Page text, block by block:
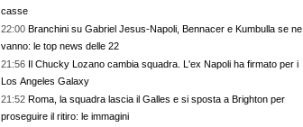
casse
22:00 Branchini su Gabriel Jesus-Napoli, Bennacer e Kumbulla se ne
vanno: le top news delle 22
21:56 Il Chucky Lozano cambia squadra. L'ex Napoli ha firmato per i
Los Angeles Galaxy
21:52 Roma, la squadra lascia il Galles e si sposta a Brighton per
proseguire il ritiro: le immagini